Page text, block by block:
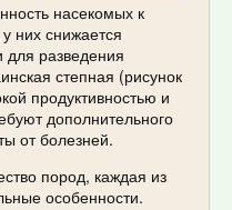
насекомых к
них снижается
разведения
степная (рисунок
продуктивностью и
дополнительного
от болезней.
пород, каждая из
особенности.